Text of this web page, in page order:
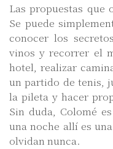
Las propuestas que
Se puede
conocer los
vinos y recorrer el
hotel, realizar
un partido de tenis,
la pileta y hacer
Sin duda, Colomé
una noche allí es
olvidan nunca.